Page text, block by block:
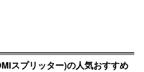
スプリッター)の人気おすすめ